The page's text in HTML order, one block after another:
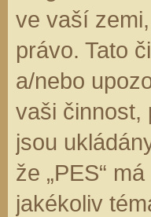
ve vaší
právo. Tato
a/nebo
vaši činnost,
jsou
že „PES“
jakékoliv